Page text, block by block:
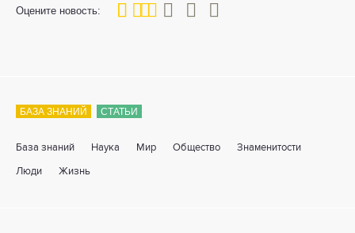
Оцените новость:
40
1 3 4 5
БАЗА ЗНАНИЙ СТАТЬИ
База знаний Наука Мир Общество Знаменитости
Люди Жизнь